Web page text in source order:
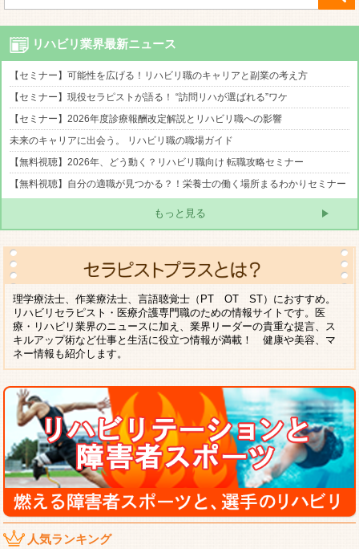
リハビリ業界最新ニュース
【セミナー】可能性を広げる！リハビリ職のキャリアと副業の考え方
【セミナー】現役セラピストが語る！ “訪問リハが選ばれる”ワケ
【セミナー】2026年度診療報酬改定解説とリハビリ職への影響
未来のキャリアに出会う。 リハビリ職の職場ガイド
【無料視聴】2026年、どう動く？リハビリ職向け 転職攻略セミナー
【無料視聴】自分の適職が見つかる？！栄養士の働く場所まるわかりセミナー
もっと見る
理学療法士、作業療法士、言語聴覚士（PT OT ST）におすすめ。
リハビリセラピスト・医療介護専門職のための情報サイトです。医
療・リハビリ業界のニュースに加え、業界リーダーの貴重な提言、ス
キルアップ術など仕事と生活に役立つ情報が満載！ 健康や美容、マ
ネー情報も紹介します。
人気ランキング